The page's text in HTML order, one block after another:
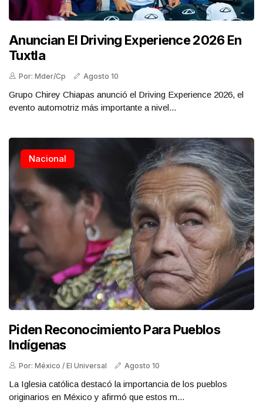
Anuncian El Driving Experience 2026 En
Tuxtla
Por: Mder/Cp Agosto 10
Grupo Chirey Chiapas anunció el Driving Experience 2026, el
evento automotriz más importante a nivel...
Nacional
Piden Reconocimiento Para Pueblos
Indígenas
Por: México / El Universal Agosto 10
La Iglesia católica destacó la importancia de los pueblos
originarios en México y afirmó que estos m...